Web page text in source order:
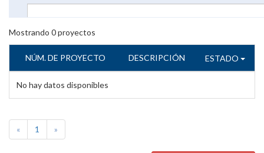
Mostrando 0proyectos
NÚM. DE PROYECTO DESCRIPCIÓN ESTADO
No hay datos disponibles
« 1 »